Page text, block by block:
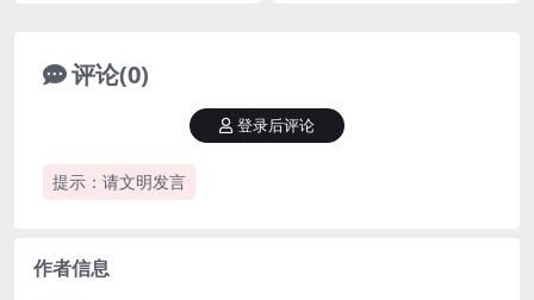
评论(0)
提示：请文明发言
登录后评论
作者信息